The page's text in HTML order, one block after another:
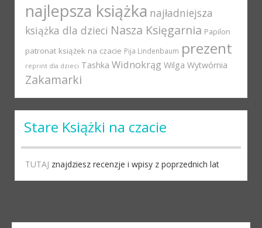
najlepsza książka najładniejsza
książka dla dzieci Nasza Księgarnia Papilon
patronat książek na czacie Pija Lindenbaum prezent
reprint dla dzieci Tashka Widnokrąg Wilga Wytwórnia
Zakamarki
Stare Książki na czacie
TUTAJ znajdziesz recenzje i wpisy z poprzednich lat